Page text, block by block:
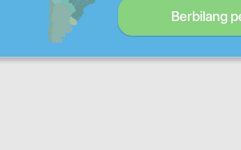
Berbilang